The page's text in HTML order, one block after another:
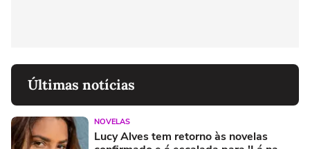
Últimas notícias
NOVELAS
Lucy Alves tem retorno às novelas